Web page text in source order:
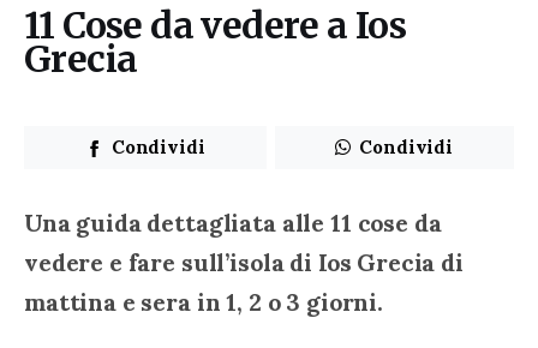
11 Cose da vedere a Ios
Grecia
Condividi Condividi
Una guida dettagliata alle 11 cose da
vedere e fare sull’isola di Ios Grecia di
mattina e sera in 1, 2 o 3 giorni.